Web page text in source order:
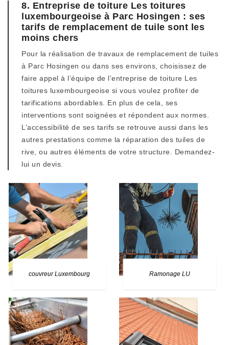
8. Entreprise de toiture Les toitures
luxembourgeoise à Parc Hosingen : ses
tarifs de remplacement de tuile sont les
moins chers
Pour la réalisation de travaux de remplacement de tuiles
à Parc Hosingen ou dans ses environs, choisissez de
faire appel à l’équipe de l’entreprise de toiture Les
toitures luxembourgeoise si vous voulez profiter de
tarifications abordables. En plus de cela, ses
interventions sont soignées et répondent aux normes.
L’accessibilité de ses tarifs se retrouve aussi dans les
autres prestations comme la réparation des tuiles de
rive, ou autres éléments de votre structure. Demandez-
lui un devis.
couvreur Luxembourg Ramonage LU